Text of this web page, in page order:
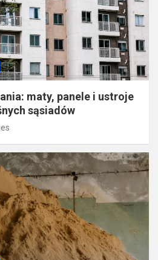
maty, panele i ustroje
sąsiadów